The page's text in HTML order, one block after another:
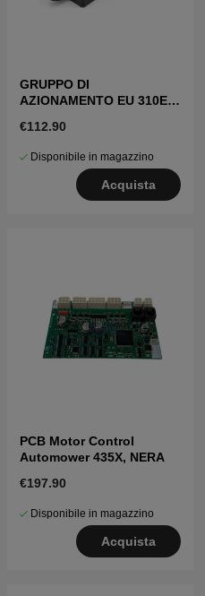
GRUPPO DI
AZIONAMENTO EU 310E
420, 520
€112.90
Disponibile in magazzino
Acquista
PCB Motor Control
Automower 435X, NERA
€197.90
Disponibile in magazzino
Acquista